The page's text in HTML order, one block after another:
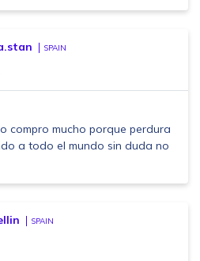
SPAIN
compro mucho porque perdura
a todo el mundo sin duda no
SPAIN